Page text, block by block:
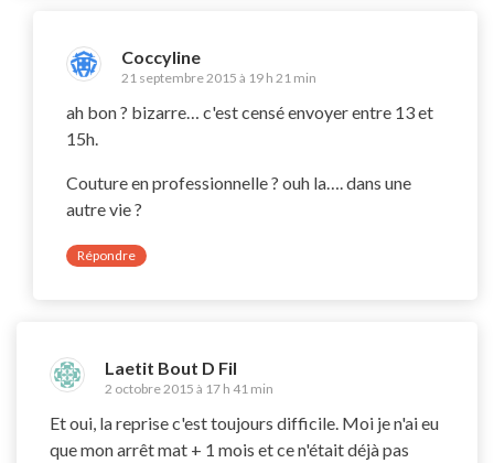
Coccyline
21 septembre 2015 à 19 h 21 min
ah bon ? bizarre… c'est censé envoyer entre 13 et
15h.
Couture en professionnelle ? ouh la…. dans une
autre vie ?
Répondre
Laetit Bout D Fil
2 octobre 2015 à 17 h 41 min
Et oui, la reprise c'est toujours difficile. Moi je n'ai eu
que mon arrêt mat + 1 mois et ce n'était déjà pas